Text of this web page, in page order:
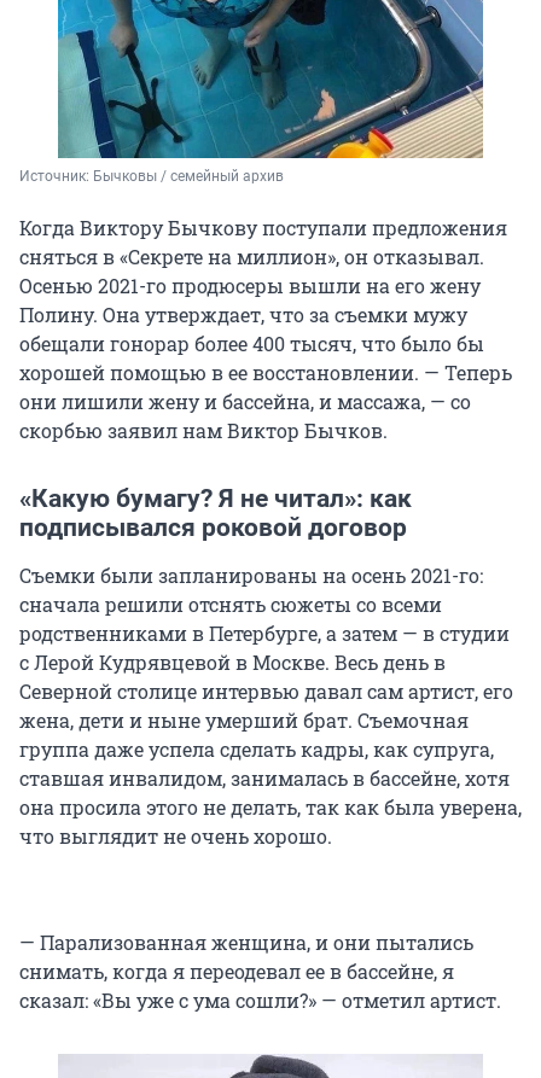
Источник: Бычковы / семейный архив
Когда Виктору Бычкову поступали предложения
сняться в «Секрете на миллион», он отказывал.
Осенью 2021-го продюсеры вышли на его жену
Полину. Она утверждает, что за съемки мужу
обещали гонорар более 400 тысяч, что было бы
хорошей помощью в ее восстановлении. — Теперь
они лишили жену и бассейна, и массажа, — со
скорбью заявил нам Виктор Бычков.
«Какую бумагу? Я не читал»: как
подписывался роковой договор
Съемки были запланированы на осень 2021-го:
сначала решили отснять сюжеты со всеми
родственниками в Петербурге, а затем — в студии
с Лерой Кудрявцевой в Москве. Весь день в
Северной столице интервью давал сам артист, его
жена, дети и ныне умерший брат. Съемочная
группа даже успела сделать кадры, как супруга,
ставшая инвалидом, занималась в бассейне, хотя
она просила этого не делать, так как была уверена,
что выглядит не очень хорошо.
— Парализованная женщина, и они пытались
снимать, когда я переодевал ее в бассейне, я
сказал: «Вы уже с ума сошли?» — отметил артист.